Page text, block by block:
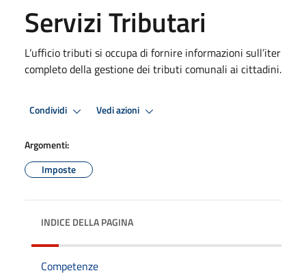
Servizi Tributari
L’ufficio tributi si occupa di fornire informazioni sull’iter
completo della gestione dei tributi comunali ai cittadini.
Condividi Vedi azioni
Argomenti:
Imposte
INDICE DELLA PAGINA
Competenze